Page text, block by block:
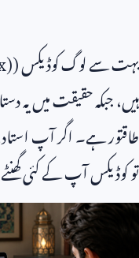
بہت سے لوگ کوڈیکس (
ہیں، جبکہ حقیقت میں یہ
طاقتور ہے۔ اگر آپ
تو کوڈیکس آپ کے کئی